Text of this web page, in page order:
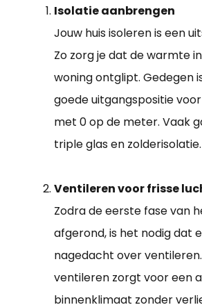
Isolatie aanbrengen
Jouw huis isoleren is een
Zo zorg je dat de warmte
woning ontglipt. Gedegen
goede uitgangspositie
met 0 op de meter. Vaak
triple glas en zolderisolatie.
Ventileren voor frisse
Zodra de eerste fase van
afgerond, is het nodig dat
nagedacht over
ventileren zorgt voor een
binnenklimaat zonder